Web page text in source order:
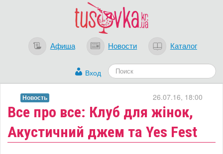
Афиша Новости Каталог
Вход
Все про все: Клуб для жінок,
Акустичний джем та Yes Fest
26.07.16, 18:00
Новость